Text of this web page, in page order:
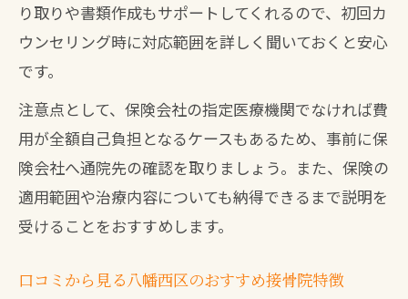
り取りや書類作成もサポートしてくれるので、初回カ
ウンセリング時に対応範囲を詳しく聞いておくと安心
です。
注意点として、保険会社の指定医療機関でなければ費
用が全額自己負担となるケースもあるため、事前に保
険会社へ通院先の確認を取りましょう。また、保険の
適用範囲や治療内容についても納得できるまで説明を
受けることをおすすめします。
口コミから見る八幡西区のおすすめ接骨院特徴